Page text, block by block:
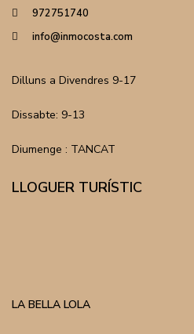
972751740
info@inmocosta.com
Dilluns a Divendres 9-17
Dissabte: 9-13
Diumenge : TANCAT
LLOGUER TURÍSTIC
LA BELLA LOLA